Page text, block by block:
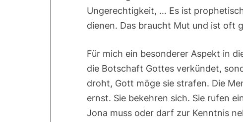
Ungerechtigkeit, … Es ist
dienen. Das braucht Mut und ist oft
Für mich ein besonderer Aspekt in
die Botschaft Gottes verkündet,
droht, Gott möge sie strafen. Die
ernst. Sie bekehren sich. Sie rufen
Jona muss oder darf zur Kenntnis